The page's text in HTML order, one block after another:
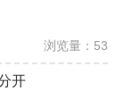
浏览量：53
开